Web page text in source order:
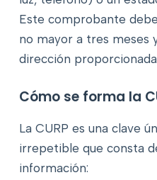
Este comprobante
no mayor a tres meses
dirección
Cómo se forma la
La CURP es una clave
irrepetible que consta
información: